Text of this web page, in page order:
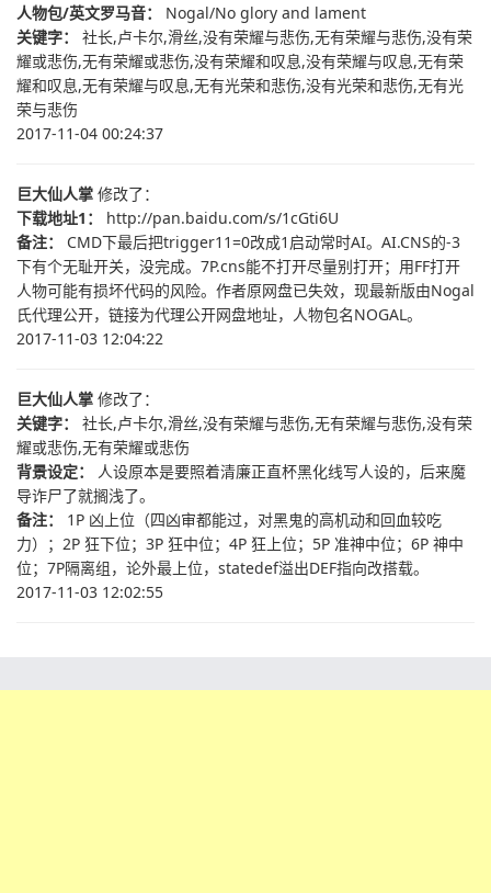
人物包/英文罗马音： Nogal/No glory and lament
关键字： 社长,卢卡尔,滑丝,没有荣耀与悲伤,无有荣耀与悲伤,没有荣
耀或悲伤,无有荣耀或悲伤,没有荣耀和叹息,没有荣耀与叹息,无有荣
耀和叹息,无有荣耀与叹息,无有光荣和悲伤,没有光荣和悲伤,无有光
荣与悲伤
2017-11-04 00:24:37
巨大仙人掌 修改了：
下载地址1： http://pan.baidu.com/s/1cGti6U
备注： CMD下最后把trigger11=0改成1启动常时AI。AI.CNS的-3
下有个无耻开关，没完成。7P.cns能不打开尽量别打开；用FF打开
人物可能有损坏代码的风险。作者原网盘已失效，现最新版由Nogal
氏代理公开，链接为代理公开网盘地址，人物包名NOGAL。
2017-11-03 12:04:22
巨大仙人掌 修改了：
关键字： 社长,卢卡尔,滑丝,没有荣耀与悲伤,无有荣耀与悲伤,没有荣
耀或悲伤,无有荣耀或悲伤
背景设定： 人设原本是要照着清廉正直杯黑化线写人设的，后来魔
导诈尸了就搁浅了。
备注： 1P 凶上位（四凶审都能过，对黑鬼的高机动和回血较吃
力）；2P 狂下位；3P 狂中位；4P 狂上位；5P 准神中位；6P 神中
位；7P隔离组，论外最上位，statedef溢出DEF指向改搭载。
2017-11-03 12:02:55